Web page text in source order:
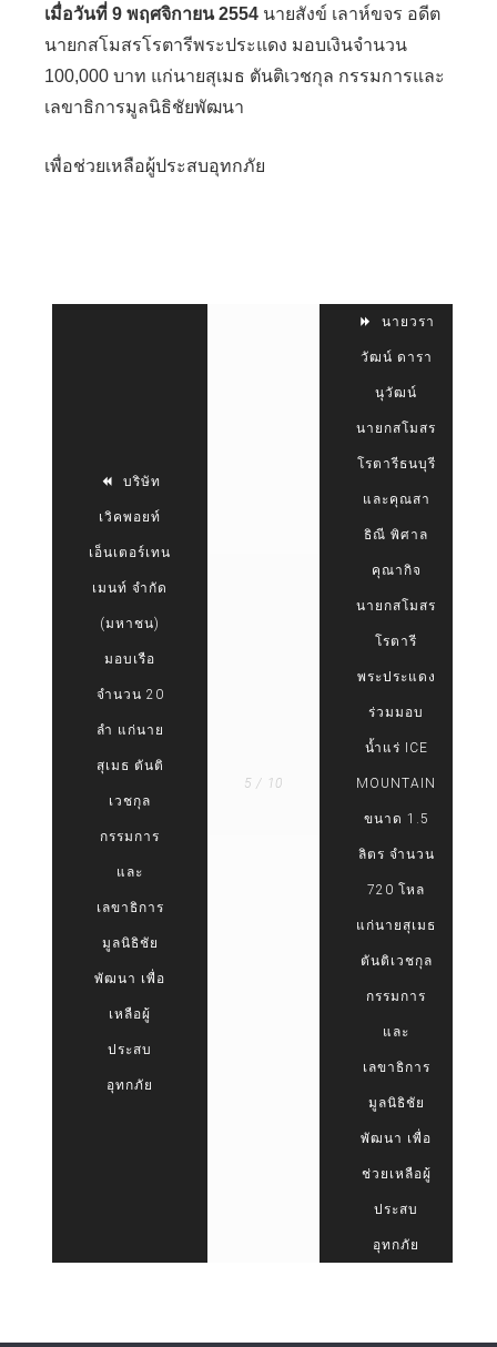
เมื่อวันที่ 9 พฤศจิกายน 2554 นายสังข์ เลาห์ขจร อดีต
นายกสโมสรโรตารีพระประแดง มอบเงินจำนวน
100,000 บาท แก่นายสุเมธ ตันติเวชกุล กรรมการและ
เลขาธิการมูลนิธิชัยพัฒนา
เพื่อช่วยเหลือผู้ประสบอุทกภัย
บริษัท
เวิคพอยท์
เอ็นเตอร์เทน
เมนท์ จำกัด
(มหาชน)
มอบเรือ
จำนวน 20
ลำ แก่นาย
สุเมธ ตันติ
เวชกุล
กรรมการ
และ
เลขาธิการ
มูลนิธิชัย
พัฒนา เพื่อ
เหลือผู้
ประสบ
อุทกภัย
5 / 10
นายวรา
วัฒน์ ดารา
นุวัฒน์
นายกสโมสร
โรตารีธนบุรี
และคุณสา
ธิณี พิศาล
คุณากิจ
นายกสโมสร
โรตารี
พระประแดง
ร่วมมอบ
น้ำแร่ ICE
MOUNTAIN
ขนาด 1.5
ลิตร จำนวน
720 โหล
แก่นายสุเมธ
ตันติเวชกุล
กรรมการ
และ
เลขาธิการ
มูลนิธิชัย
พัฒนา เพื่อ
ช่วยเหลือผู้
ประสบ
อุทกภัย